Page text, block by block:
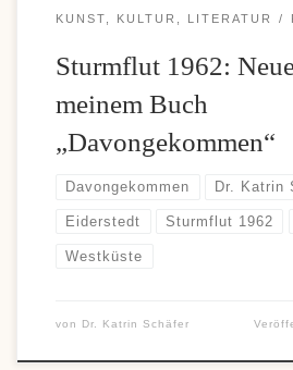
KUNST, KULTUR, LITERATUR
Sturmflut 1962:
meinem Buch
„Davongekommen“
Davongekommen Dr. Katrin
Eiderstedt Sturmflut 1962
Westküste
von Dr. Katrin Schäfer